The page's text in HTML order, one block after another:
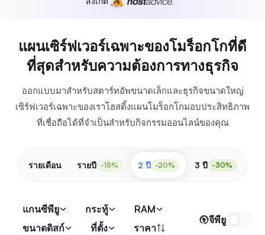
แผนเซิร์ฟเวอร์เฉพาะของโมร็อกโกที่ดี
ที่สุดสำหรับความต้องการทางธุรกิจ
ออกแบบมาสำหรับสตาร์ทอัพขนาดเล็กและธุรกิจขนาดใหญ่
เซิร์ฟเวอร์เฉพาะของเราโฮสติ้งแผนโมร็อกโกมอบประสิทธิภาพ
ที่เชื่อถือได้ที่จำเป็นสำหรับกิจกรรมออนไลน์ของคุณ
รายเดือน รายปี -15% 2 ปี -20% 3 ปี -30%
แกนซีพียู กระทู้
RAM
ขนาดดิสก์
ที่ตั้ง ราคา
จีพียู